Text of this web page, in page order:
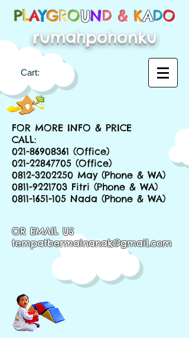
PLAYGROUND & KADO
rumahpohonku
Cart:
FOR MORE INFO & PRICE
CALL:
021-86908361 (Office)
021-22847705 (Office)
0812-3202250 May (Phone & WA)
0811-9221703 Fitri (Phone & WA)
0811-1651-105 Nada (Phone & WA)
OR EMAIL US
tempatbermainanak@gmail.com